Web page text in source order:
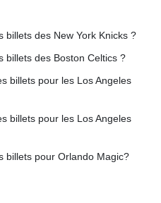
billets des New York Knicks ?
billets des Boston Celtics ?
billets pour les Los Angeles
billets pour les Los Angeles
billets pour Orlando Magic?